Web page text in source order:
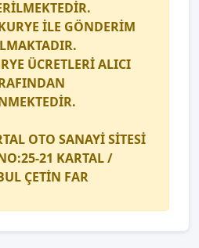
İLE GÖNDERİM
ÜCRETLERİ ALICI
OTO SANAYİ SİTESİ
21 KARTAL /
ÇETİN FAR